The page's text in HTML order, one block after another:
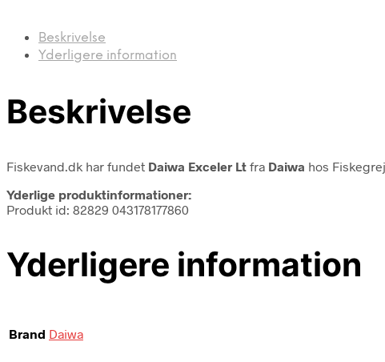
Beskrivelse
Yderligere information
Beskrivelse
Fiskevand.dk har fundet Daiwa Exceler Lt fra Daiwa hos
Yderlige produktinformationer:
Produkt id: 82829 043178177860
Yderligere information
Brand Daiwa